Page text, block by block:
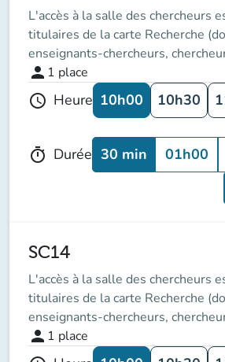
L'accès à la salle des chercheurs
titulaires de la carte Recherche
enseignants-chercheurs,
person 1 place
schedule Heure 10h00 10h30
timer Durée 30 min 01h00
SC14
L'accès à la salle des chercheurs
titulaires de la carte Recherche
enseignants-chercheurs,
person 1 place